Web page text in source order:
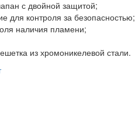
с двойной защитой;
для контроля за безопасностью;
наличия пламени;
из хромоникелевой стали.